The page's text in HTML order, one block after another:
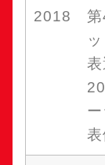
2018